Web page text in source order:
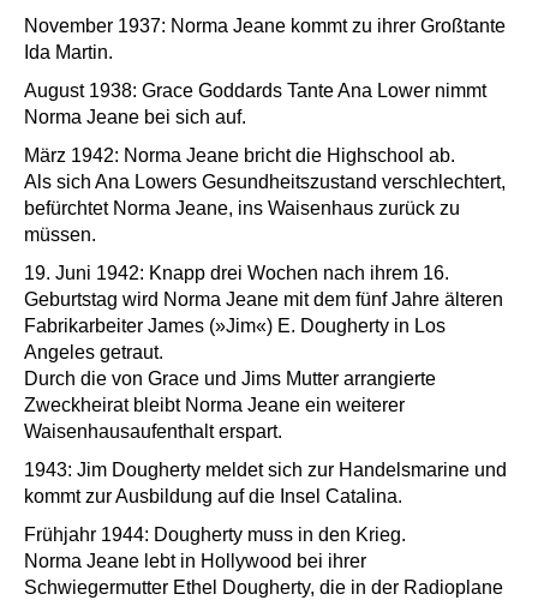
November 1937: Norma Jeane kommt zu ihrer Großtante
Ida Martin.
August 1938: Grace Goddards Tante Ana Lower nimmt
Norma Jeane bei sich auf.
März 1942: Norma Jeane bricht die Highschool ab.
Als sich Ana Lowers Gesundheitszustand verschlechtert,
befürchtet Norma Jeane, ins Waisenhaus zurück zu
müssen.
19. Juni 1942: Knapp drei Wochen nach ihrem 16.
Geburtstag wird Norma Jeane mit dem fünf Jahre älteren
Fabrikarbeiter James (»Jim«) E. Dougherty in Los
Angeles getraut.
Durch die von Grace und Jims Mutter arrangierte
Zweckheirat bleibt Norma Jeane ein weiterer
Waisenhausaufenthalt erspart.
1943: Jim Dougherty meldet sich zur Handelsmarine und
kommt zur Ausbildung auf die Insel Catalina.
Frühjahr 1944: Dougherty muss in den Krieg.
Norma Jeane lebt in Hollywood bei ihrer
Schwiegermutter Ethel Dougherty, die in der Radioplane